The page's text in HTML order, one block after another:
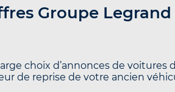
Groupe
choix d’annonces de voitures
de reprise de votre ancien